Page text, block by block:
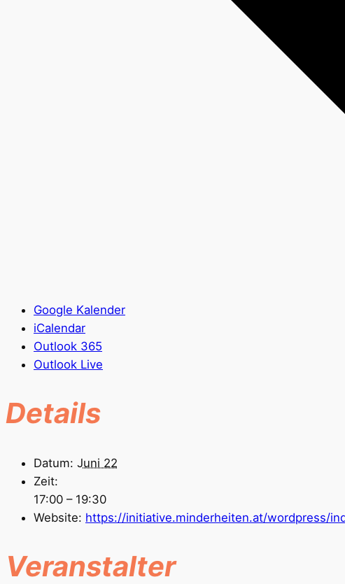
Google Kalender
iCalendar
Outlook 365
Outlook Live
Details
Datum: Juni 22
Zeit:
17:00 – 19:30
Website: https://initiative.minderheiten.at/wordpress/
Veranstalter